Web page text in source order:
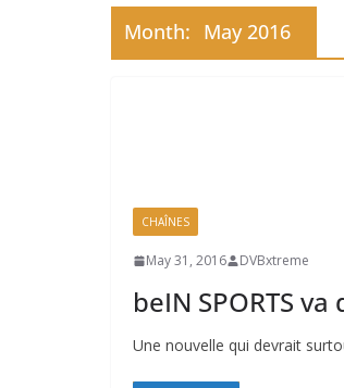
Month: May 2016
CHAÎNES
May 31, 2016 DVBxtreme
beIN SPORTS
Une nouvelle qui devrait